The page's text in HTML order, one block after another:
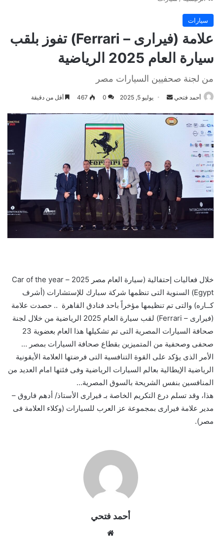
سيارات
علامة (فيرارى – Ferrari) تفوز بلقب
سيارة العام 2025 الرياضية
من لجنة صحفيين السيارات مصر
أحمد فتحي
أرسل
إلكترونيا
يوليو 5, 2025 0
467 أقل من دقيقة
خلال فعاليات إحتفالية (سيارة العام مصر 2025 – Car of the year
Egypt) السنوية التى تنظمها شركة سبارك للإستشارات (أشرف
كــاره) والتى تم تنظيمها مؤخراً باحد فنادق القاهرة .. حصدت علامة
(فيرارى – Ferrari) لقب سيارة العام 2025 الرياضية من خلال لجنة
صحافة السيارات المصرية التى تم تشكيلها هذا العام بعضوية 23
صحفى وصحفية من المتميزين بقطاع صحافة السيارات بمصر …
الأمر الذى يؤكد على القوة التنافسية التى فرضتها العلامة الأيقونية
الرياضية الإيطالية بعالم السيارات الرياضية وفى فئتها امام العديد من
المنافسين بنفس الشريحة بالسوق المصرية…
هذا، وقد تسلم درع التكريم الخاصة بـ فيرارى الأستاذ/ أدهم فاروق –
مدير علامة فيرارى بمجموعة عز العرب للسيارات (وكلاء العلامة فى
مصر).
أحمد فتحي